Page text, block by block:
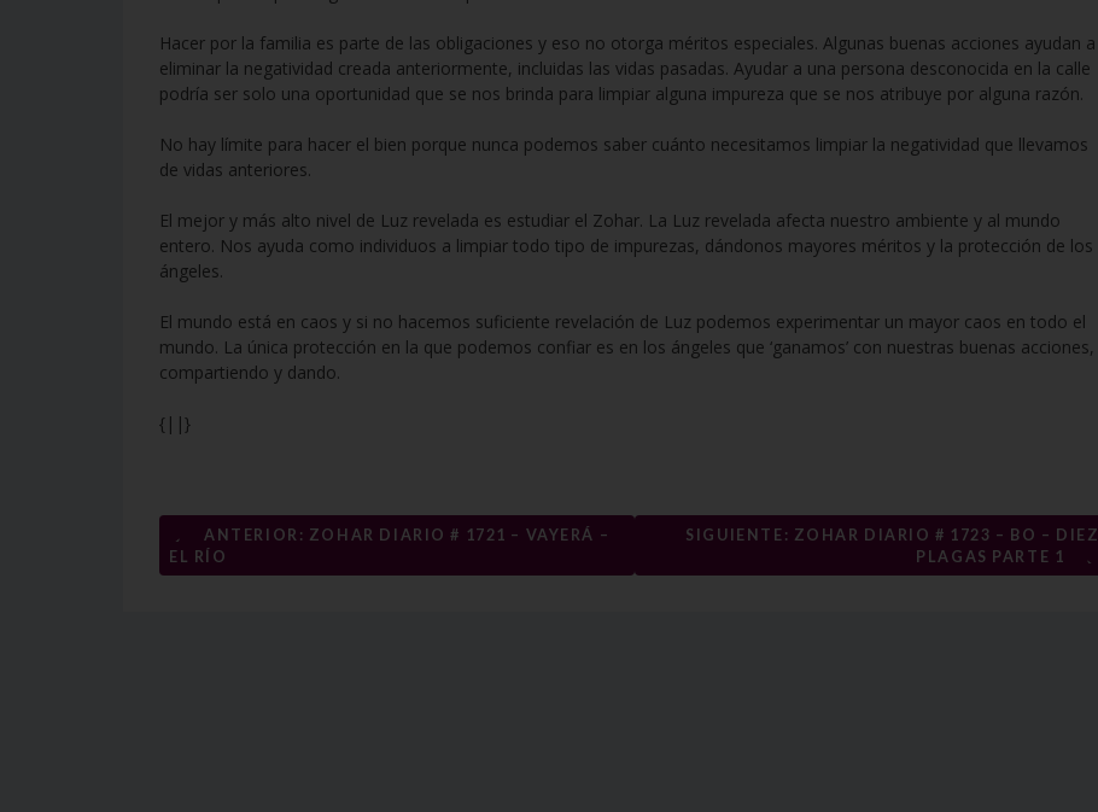
Hacer por la familia es parte de las obligaciones y eso no otorga méritos especiales. Algunas buenas acciones ayudan a
eliminar la negatividad creada anteriormente, incluidas las vidas pasadas. Ayudar a una persona desconocida en la calle
podría ser solo una oportunidad que se nos brinda para limpiar alguna impureza que se nos atribuye por alguna razón.
No hay límite para hacer el bien porque nunca podemos saber cuánto necesitamos limpiar la negatividad que llevamos
de vidas anteriores.
El mejor y más alto nivel de Luz revelada es estudiar el Zohar. La Luz revelada afecta nuestro ambiente y al mundo
entero. Nos ayuda como individuos a limpiar todo tipo de impurezas, dándonos mayores méritos y la protección de los
ángeles.
El mundo está en caos y si no hacemos suficiente revelación de Luz podemos experimentar un mayor caos en todo el
mundo. La única protección en la que podemos confiar es en los ángeles que ‘ganamos’ con nuestras buenas acciones,
compartiendo y dando.
{||}
Navegación
de
←
ANTERIOR: ZOHAR DIARIO # 1721 – VAYERÁ –
EL RÍO
SIGUIENTE: ZOHAR DIARIO # 1723 – BO – DIEZ
PLAGAS PARTE 1
→